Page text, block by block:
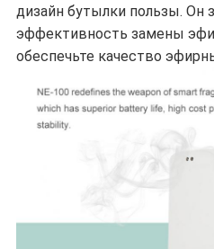
дизайн бутылки пользы. Он
эффективность замены
обеспечьте качество